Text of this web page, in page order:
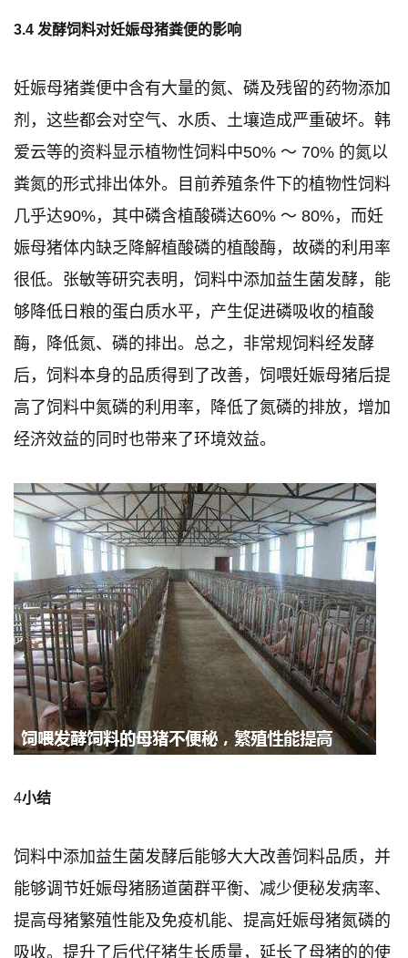
3.4 发酵饲料对妊娠母猪粪便的影响
妊娠母猪粪便中含有大量的氮、磷及残留的药物添加
剂，这些都会对空气、水质、土壤造成严重破坏。韩
爱云等的资料显示植物性饲料中50% ～ 70% 的氮以
粪氮的形式排出体外。目前养殖条件下的植物性饲料
几乎达90%，其中磷含植酸磷达60% ～ 80%，而妊
娠母猪体内缺乏降解植酸磷的植酸酶，故磷的利用率
很低。张敏等研究表明，饲料中添加益生菌发酵，能
够降低日粮的蛋白质水平，产生促进磷吸收的植酸
酶，降低氮、磷的排出。总之，非常规饲料经发酵
后，饲料本身的品质得到了改善，饲喂妊娠母猪后提
高了饲料中氮磷的利用率，降低了氮磷的排放，增加
经济效益的同时也带来了环境效益。
4小结
饲料中添加益生菌发酵后能够大大改善饲料品质，并
能够调节妊娠母猪肠道菌群平衡、减少便秘发病率、
提高母猪繁殖性能及免疫机能、提高妊娠母猪氮磷的
吸收。提升了后代仔猪生长质量，延长了母猪的的使